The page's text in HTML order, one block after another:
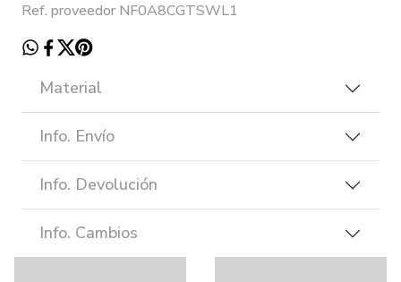
Ref. proveedor NF0A8CGTSWL1
Material
Info. Envío
Info. Devolución
Info. Cambios